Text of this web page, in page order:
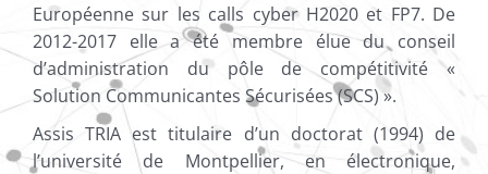
Européenne sur les calls cyber H2020 et FP7. De
2012-2017 elle a été membre élue du conseil
d’administration du pôle de compétitivité «
Solution Communicantes Sécurisées (SCS) ».
Assis TRIA est titulaire d’un doctorat (1994) de
l’université de Montpellier, en électronique,